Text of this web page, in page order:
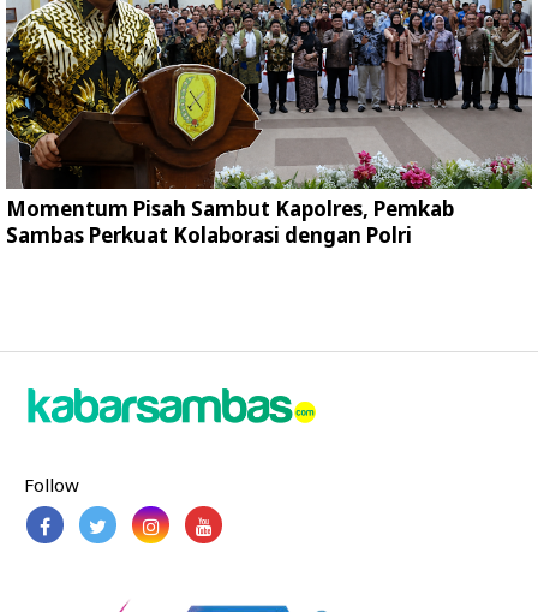
Momentum Pisah Sambut Kapolres, Pemkab
Sambas Perkuat Kolaborasi dengan Polri
Follow